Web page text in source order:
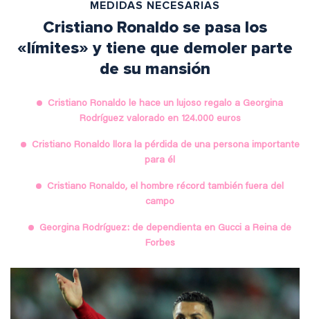
MEDIDAS NECESARIAS
Cristiano Ronaldo se pasa los
«límites» y tiene que demoler parte
de su mansión
Cristiano Ronaldo le hace un lujoso regalo a Georgina
Rodríguez valorado en 124.000 euros
Cristiano Ronaldo llora la pérdida de una persona importante
para él
Cristiano Ronaldo, el hombre récord también fuera del
campo
Georgina Rodríguez: de dependienta en Gucci a Reina de
Forbes